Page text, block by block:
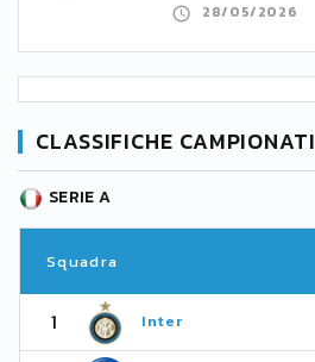
28/05/2026
CLASSIFICHE CAMPIONATI
SERIE A
Squadra
1 Inter